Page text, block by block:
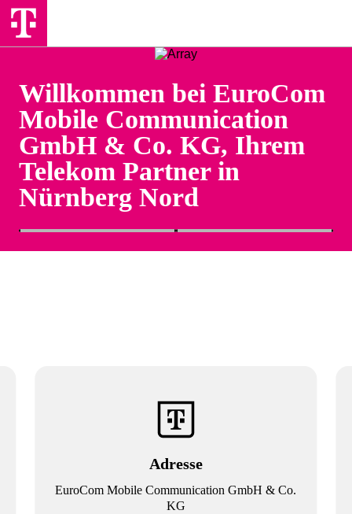
Willkommen bei EuroCom
Mobile Communication
GmbH & Co. KG, Ihrem
Telekom Partner in
Nürnberg Nord
Adresse
EuroCom Mobile Communication GmbH & Co.
KG